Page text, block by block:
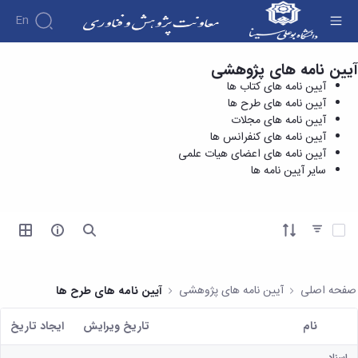
En
درباره
معاونت
درباره
معرفی
معاون
اهداف
و
قبلی
امور
پژوهشی
رئیس
کتابخانه
پژوهش
پژوهش
هفته
پژوهش
و
ها
های
تحقیقاتی
فناوری و
کارآفرینی
مدیریت
کارگروه‌ها
مدیریت‌ها
امور
پژوهشی
و
مرکز
اسناد
دفتر
کاربرگ
فرم
ها
آیین
های
آیین نامه های کنفرانس ها - معاونت پژوهش و
فناوری
آیین نامه های پژوهشی
آیین نامه های کتاب ها
آیین نامه های طرح ها
آیین نامه های مجلات
آیین نامه های کنفرانس ها
آیین نامه های اعضای هیات علمی
سایر آیین نامه ها
آیتم ها را انتخاب کنید
صفحه اصلی آیین نامه های پژوهشی آیین نامه های طرح ها
کاربر انتخاب شده
نام تاریخ ویرایش ايجاد تاريخ